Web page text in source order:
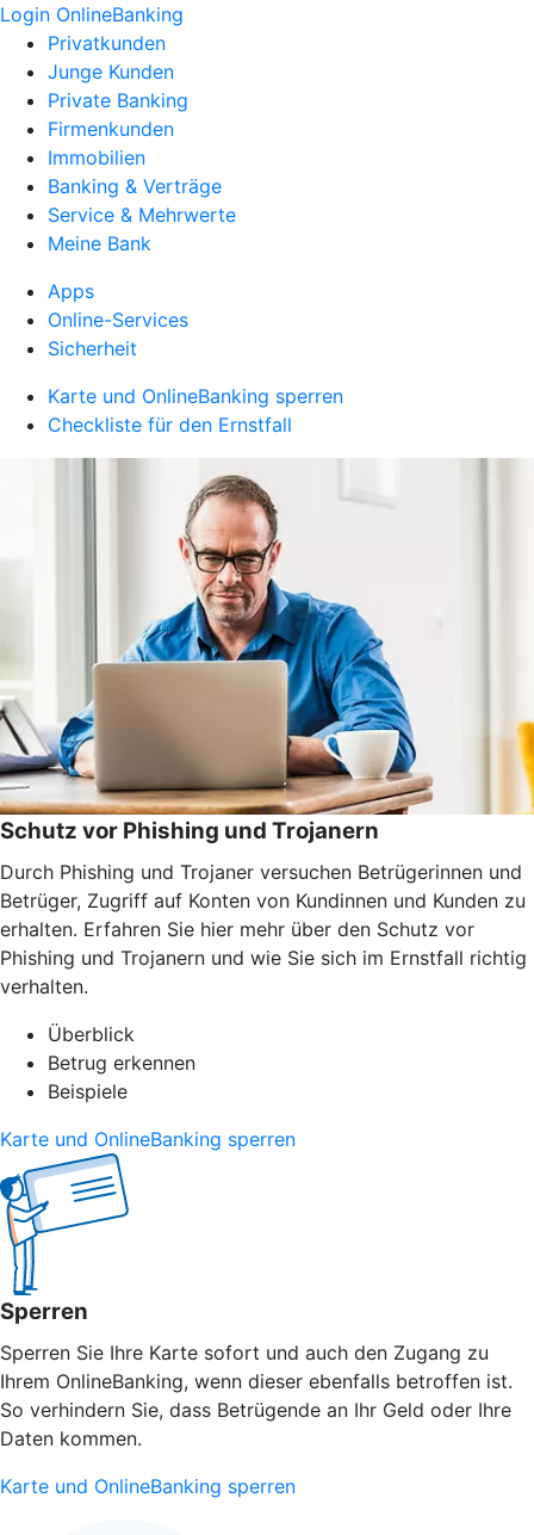
Login OnlineBanking
Privatkunden
Junge Kunden
Private Banking
Firmenkunden
Immobilien
Banking & Verträge
Service & Mehrwerte
Meine Bank
Apps
Online-Services
Sicherheit
Karte und OnlineBanking sperren
Checkliste für den Ernstfall
Schutz vor Phishing und Trojanern
Durch Phishing und Trojaner versuchen Betrügerinnen und
Betrüger, Zugriff auf Konten von Kundinnen und Kunden zu
erhalten. Erfahren Sie hier mehr über den Schutz vor
Phishing und Trojanern und wie Sie sich im Ernstfall richtig
verhalten.
Überblick
Betrug erkennen
Beispiele
Karte und OnlineBanking sperren
Sperren
Sperren Sie Ihre Karte sofort und auch den Zugang zu
Ihrem OnlineBanking, wenn dieser ebenfalls betroffen ist.
So verhindern Sie, dass Betrügende an Ihr Geld oder Ihre
Daten kommen.
Karte und OnlineBanking sperren